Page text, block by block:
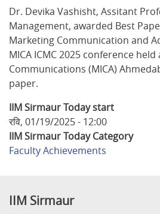
Dr. Devika Vashisht, Assitant
Management, awarded Best
Marketing Communication and
MICA ICMC 2025 conference
Communications (MICA)
paper.
IIM Sirmaur Today start
रवि, 01/19/2025 - 12:00
IIM Sirmaur Today Category
Faculty Achievements
IIM Sirmaur